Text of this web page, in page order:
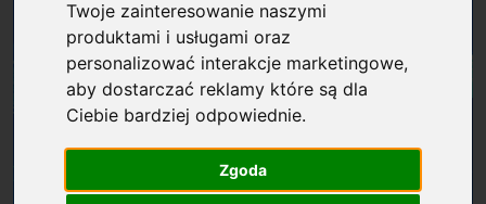
Twoje zainteresowanie naszymi
produktami i usługami oraz
personalizować interakcje marketingowe,
aby dostarczać reklamy które są dla
Ciebie bardziej odpowiednie.
Zgoda